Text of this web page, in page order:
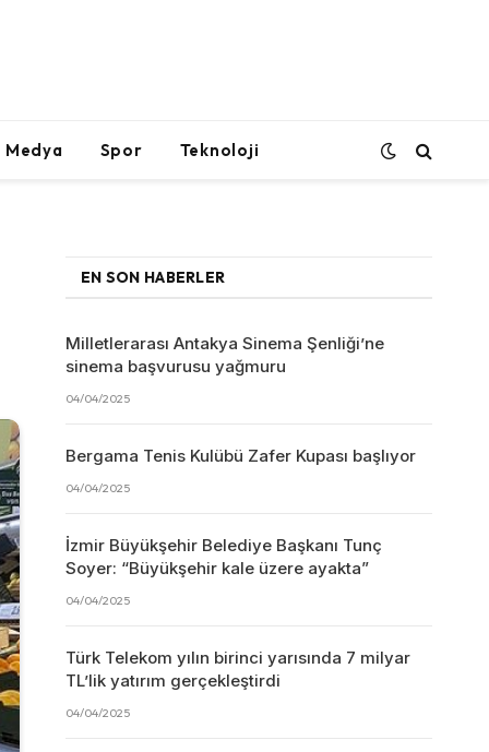
Medya Spor Teknoloji
EN SON HABERLER
Milletlerarası Antakya Sinema Şenliği’ne
sinema başvurusu yağmuru
04/04/2025
Bergama Tenis Kulübü Zafer Kupası başlıyor
04/04/2025
İzmir Büyükşehir Belediye Başkanı Tunç
Soyer: “Büyükşehir kale üzere ayakta”
04/04/2025
Türk Telekom yılın birinci yarısında 7 milyar
TL’lik yatırım gerçekleştirdi
04/04/2025